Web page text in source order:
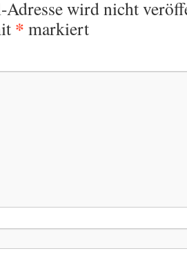
wird nicht
* markiert